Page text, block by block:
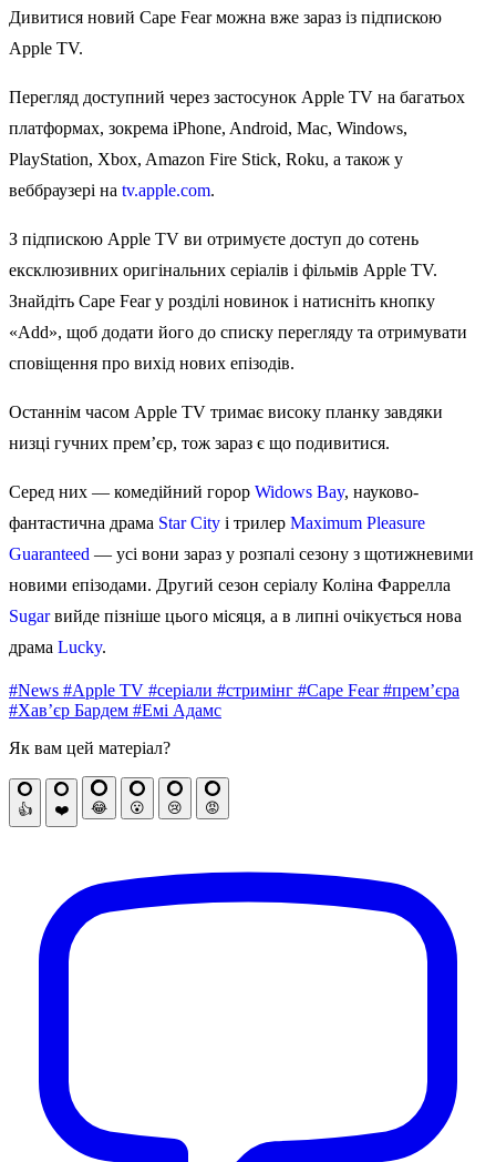
Дивитися новий Cape Fear можна вже зараз із підпискою
Apple TV.
Перегляд доступний через застосунок Apple TV на багатьох
платформах, зокрема iPhone, Android, Mac, Windows,
PlayStation, Xbox, Amazon Fire Stick, Roku, а також у
веббраузері на tv.apple.com.
З підпискою Apple TV ви отримуєте доступ до сотень
ексклюзивних оригінальних серіалів і фільмів Apple TV.
Знайдіть Cape Fear у розділі новинок і натисніть кнопку
«Add», щоб додати його до списку перегляду та отримувати
сповіщення про вихід нових епізодів.
Останнім часом Apple TV тримає високу планку завдяки
низці гучних прем’єр, тож зараз є що подивитися.
Серед них — комедійний горор Widows Bay, науково-
фантастична драма Star City і трилер Maximum Pleasure
Guaranteed — усі вони зараз у розпалі сезону з щотижневими
новими епізодами. Другий сезон серіалу Коліна Фаррелла
Sugarвийде пізніше цього місяця, а в липні очікується нова
драма Lucky.
#News #Apple TV #серіали #стримінг #Cape Fear#прем’єра
#Хав’єр Бардем #Емі Адамс
Як вам цей матеріал?
👍 ❤️ 😂 😮 😢 😡